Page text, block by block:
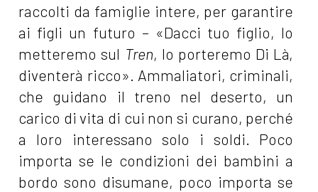
raccolti da famiglie intere, per garantire
ai figli un futuro – «Dacci tuo figlio, lo
metteremo sul Tren, lo porteremo Di Là,
diventerà ricco». Ammaliatori, criminali,
che guidano il treno nel deserto, un
carico di vita di cui non si curano, perché
a loro interessano solo i soldi. Poco
importa se le condizioni dei bambini a
bordo sono disumane, poco importa se